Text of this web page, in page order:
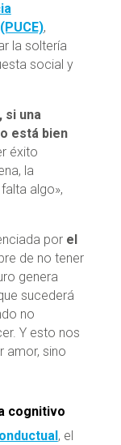
,
la soltería
social y
si una
está bien
éxito
la
algo»,
por el
de no tener
genera
sucederá
no
Y esto nos
amor, sino
cognitivo
, el